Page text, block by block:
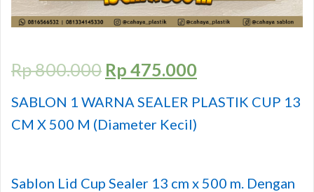
Rp800.000 Rp 475.000
SABLON 1 WARNA SEALER PLASTIK CUP 13
CM X 500 M (Diameter Kecil)
Sablon Lid Cup Sealer 13 cm x 500 m. Dengan